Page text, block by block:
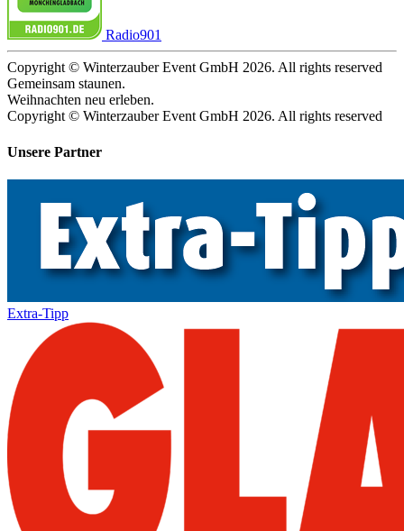
Radio901
Copyright © Winterzauber Event GmbH 2026. All rights reserved
Gemeinsam staunen.
Weihnachten neu erleben.
Copyright © Winterzauber Event GmbH 2026. All rights reserved
Unsere Partner
Extra-Tipp